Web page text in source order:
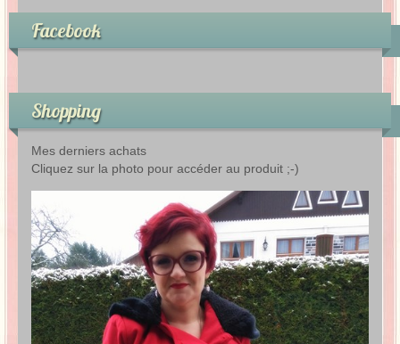
Facebook
Shopping
Mes derniers achats
Cliquez sur la photo pour accéder au produit ;-)